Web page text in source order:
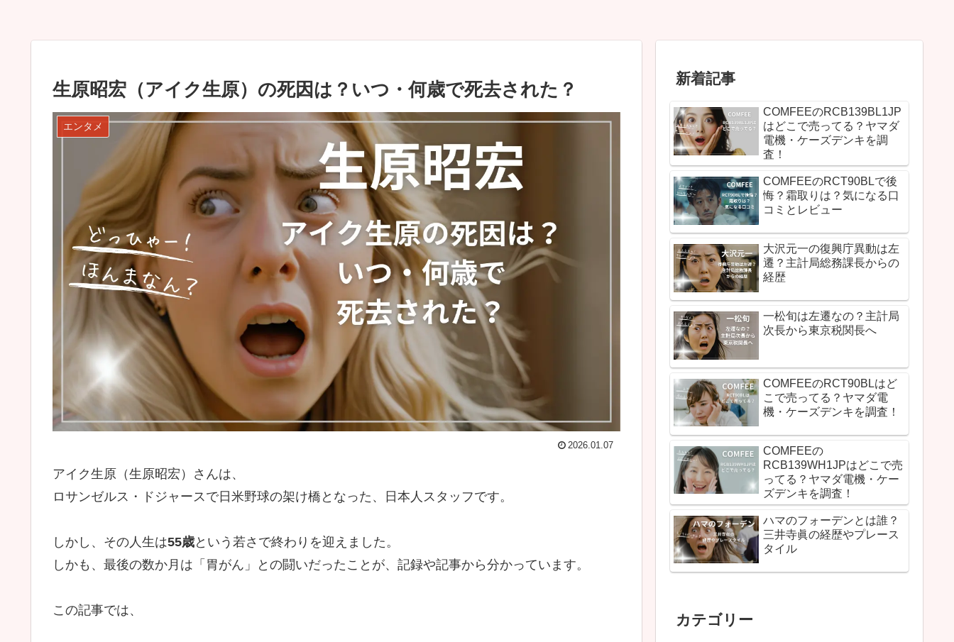
生原昭宏（アイク生原）の死因は？いつ・何歳で死去された？
エンタメ
2026.01.07
アイク生原（生原昭宏）さんは、
ロサンゼルス・ドジャースで日米野球の架け橋となった、日本人スタッフです。
しかし、その人生は55歳という若さで終わりを迎えました。
しかも、最後の数か月は「胃がん」との闘いだったことが、記録や記事から分かっています。
この記事では、
新着記事
COMFEEのRCB139BL1JP
はどこで売ってる？ヤマダ
電機・ケーズデンキを調
査！
COMFEEのRCT90BLで後
悔？霜取りは？気になる口
コミとレビュー
大沢元一の復興庁異動は左
遷？主計局総務課長からの
経歴
一松旬は左遷なの？主計局
次長から東京税関長へ
COMFEEのRCT90BLはど
こで売ってる？ヤマダ電
機・ケーズデンキを調査！
COMFEEの
RCB139WH1JPはどこで売
ってる？ヤマダ電機・ケー
ズデンキを調査！
ハマのフォーデンとは誰？
三井寺眞の経歴やプレース
タイル
カテゴリー